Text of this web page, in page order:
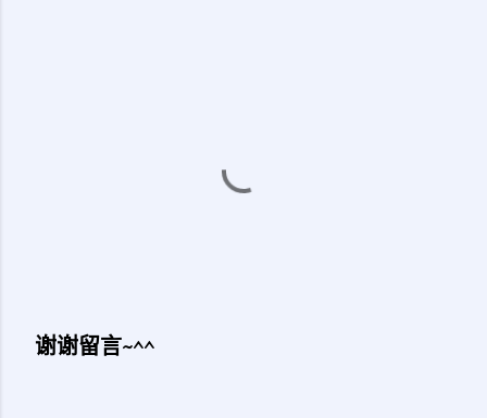
谢谢留言~^^